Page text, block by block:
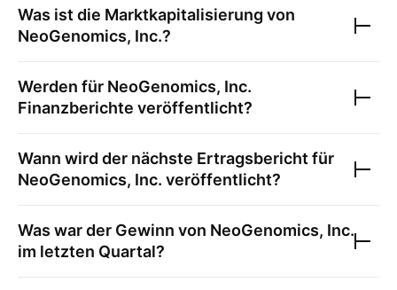
Was ist die Marktkapitalisierung von
NeoGenomics, Inc.?
Werden für NeoGenomics, Inc.
Finanzberichte veröffentlicht?
Wann wird der nächste Ertragsbericht für
NeoGenomics, Inc. veröffentlicht?
Was war der Gewinn von NeoGenomics, Inc.
im letzten Quartal?